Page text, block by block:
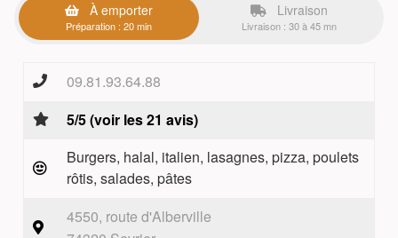
À emporter
Préparation : 20 min
Livraison
Livraison : 30 à 45 mn
09.81.93.64.88
5/5 (voir les 21 avis)
Burgers, halal, italien, lasagnes, pizza, poulets
rôtis, salades, pâtes
4550, route d'Alberville